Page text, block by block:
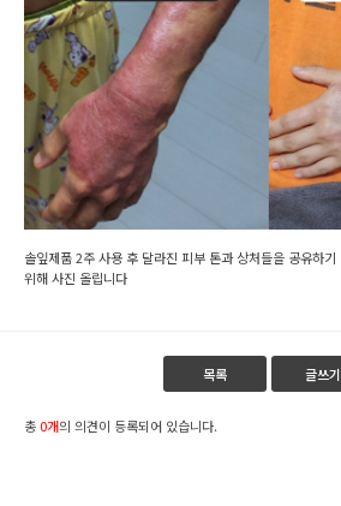
솔잎제품 2주 사용 후 달라진 피부 톤과 상처들을 공유하기
위해 사진 올립니다
목록 글쓰기
총 0개의 의견이 등록되어 있습니다.